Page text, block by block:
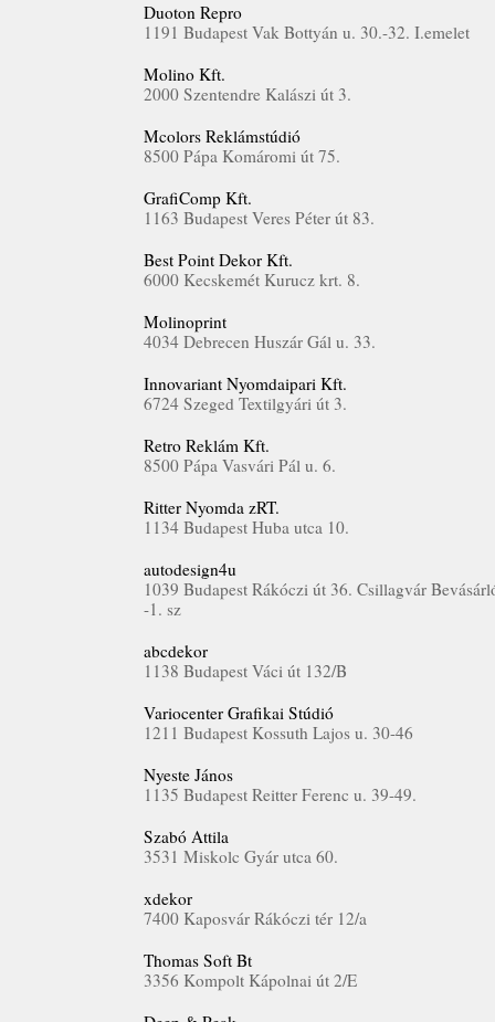
Duoton Repro
1191 Budapest Vak Bottyán u. 30.-32. I.emelet
Molino Kft.
2000 Szentendre Kalászi út 3.
Mcolors Reklámstúdió
8500 Pápa Komáromi út 75.
GrafiComp Kft.
1163 Budapest Veres Péter út 83.
Best Point Dekor Kft.
6000 Kecskemét Kurucz krt. 8.
Molinoprint
4034 Debrecen Huszár Gál u. 33.
Innovariant Nyomdaipari Kft.
6724 Szeged Textilgyári út 3.
Retro Reklám Kft.
8500 Pápa Vasvári Pál u. 6.
Ritter Nyomda zRT.
1134 Budapest Huba utca 10.
autodesign4u
1039 Budapest Rákóczi út 36. Csillagvár
-1. sz
abcdekor
1138 Budapest Váci út 132/B
Variocenter Grafikai Stúdió
1211 Budapest Kossuth Lajos u. 30-46
Nyeste János
1135 Budapest Reitter Ferenc u. 39-49.
Szabó Attila
3531 Miskolc Gyár utca 60.
xdekor
7400 Kaposvár Rákóczi tér 12/a
Thomas Soft Bt
3356 Kompolt Kápolnai út 2/E